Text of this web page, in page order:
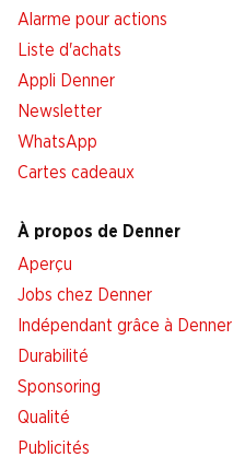
Alarme pour actions
Liste d'achats
Appli Denner
Newsletter
WhatsApp
Cartes cadeaux
À propos de Denner
Aperçu
Jobs chez Denner
Indépendant grâce à Denner
Durabilité
Sponsoring
Qualité
Publicités